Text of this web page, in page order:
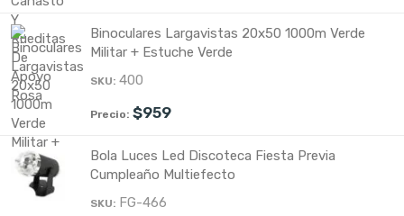
Binoculares Largavistas 20x50 1000m Verde
Militar + Estuche Verde
400
$959
Bola Luces Led Discoteca Fiesta Previa
Cumpleaño Multiefecto
FG-466